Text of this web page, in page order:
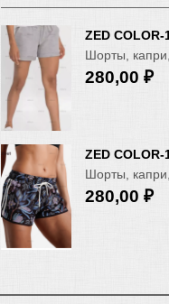
ZED COLOR-
Шорты,
280,00 ₽
ZED COLOR-
Шорты,
280,00 ₽